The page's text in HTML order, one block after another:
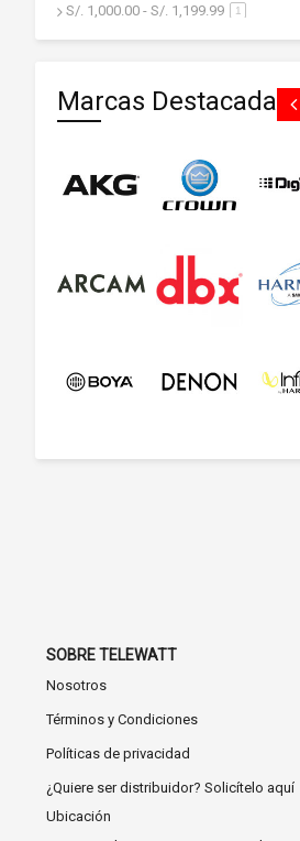
S/. 1,000.00 - S/. 1,199.99 1
S/. 1,200.00y superior 18artículo
Marcas Destacadas
SOBRE TELEWATT
Nosotros
Términos y Condiciones
Políticas de privacidad
¿Quiere ser distribuidor? Solicítelo aquí
Ubicación